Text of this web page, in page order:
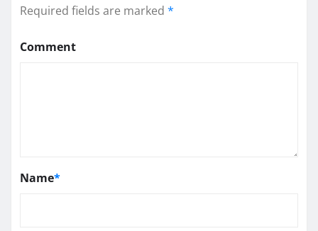
Required fields are marked *
Comment
Name*